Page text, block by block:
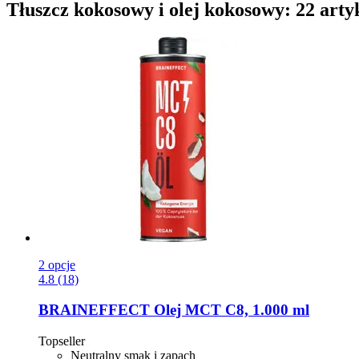
Tłuszcz kokosowy i olej kokosowy: 22
2 opcje
4.8 (18)
BRAINEFFECT Olej MCT C8, 1.000 ml
Topseller
Neutralny smak i zapach